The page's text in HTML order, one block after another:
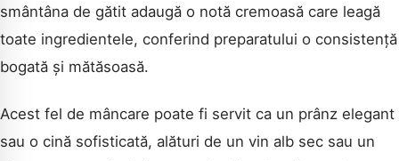
smântâna de gătit adaugă o notă cremoasă care leagă
toate ingredientele, conferind preparatului o consistență
bogată și mătăsoasă.
Acest fel de mâncare poate fi servit ca un prânz elegant
sau o cină sofisticată, alături de un vin alb sec sau un